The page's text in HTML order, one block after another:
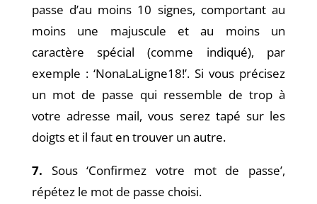
passe d’au moins 10 signes, comportant au
moins une majuscule et au moins un
caractère spécial (comme indiqué), par
exemple : ‘NonaLaLigne18!’. Si vous précisez
un mot de passe qui ressemble de trop à
votre adresse mail, vous serez tapé sur les
doigts et il faut en trouver un autre.
7. Sous ‘Confirmez votre mot de passe’,
répétez le mot de passe choisi.